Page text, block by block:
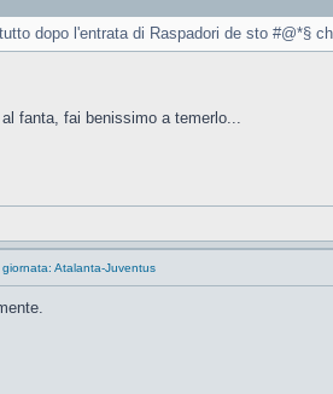
dopo l'entrata di Raspadori de sto #@*§
fanta, fai benissimo a temerlo...
Atalanta-Juventus